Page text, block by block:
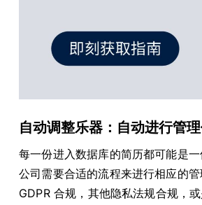
自动调整乐器：自动进行管
每一份进入数据库的简历都可能是
公司需要合适的流程来进行相应的
GDPR 合规，其他隐私法规合规，